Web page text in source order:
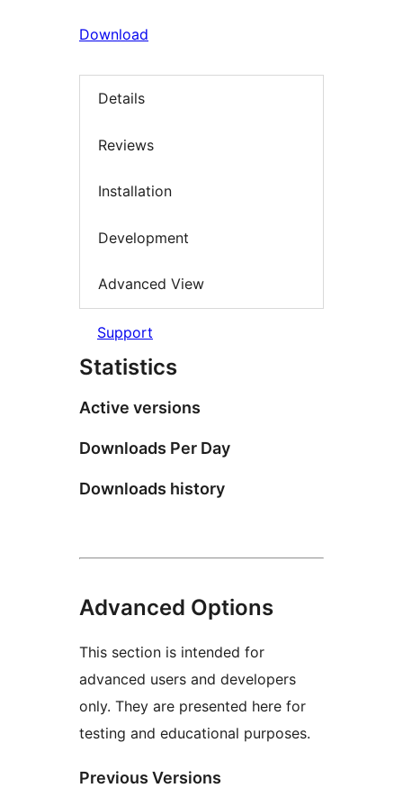
Download
Details
Reviews
Installation
Development
Advanced View
Support
Statistics
Active versions
Downloads Per Day
Downloads history
Advanced Options
This section is intended for
advanced users and developers
only. They are presented here for
testing and educational purposes.
Previous Versions